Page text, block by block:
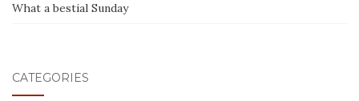
What a bestial Sunday
CATEGORIES